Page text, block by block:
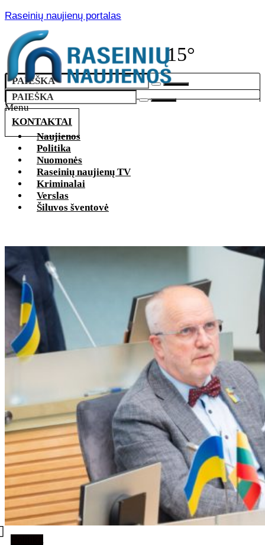
Raseinių naujienų portalas
15°
KONTAKTAI
Menu
Naujienos
Politika
Nuomonės
Raseinių naujienų TV
Kriminalai
Verslas
Šiluvos šventovė